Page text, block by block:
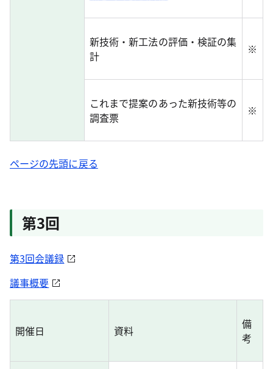
新技術・新工法の評価・検証の集
計
※
これまで提案のあった新技術等の
調査票
※
ページの先頭に戻る
第3回
第3回会議録
議事概要
開催日 資料
備
考